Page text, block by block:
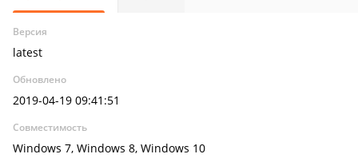
Версия
latest
Обновлено
2019-04-19 09:41:51
Совместимость
Windows 7, Windows 8, Windows 10